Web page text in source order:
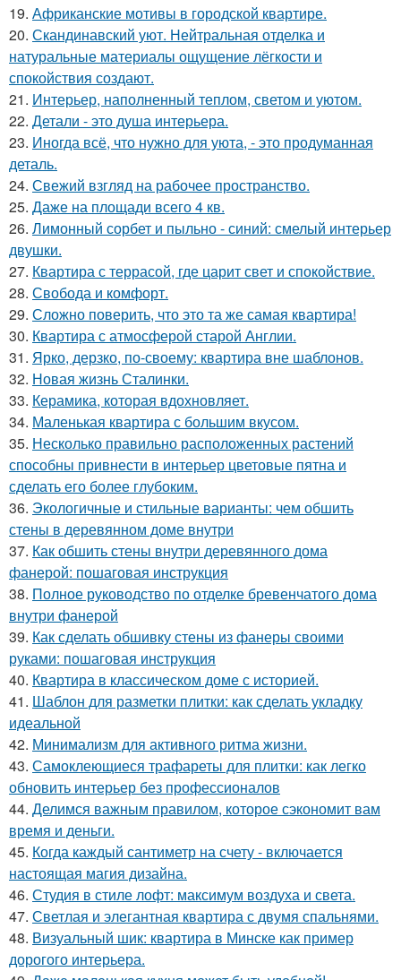
19. Африканские мотивы в городской квартире.
20. Скандинавский уют. Нейтральная отделка и
натуральные материалы ощущение лёгкости и
спокойствия создают.
21. Интерьер, наполненный теплом, светом и уютом.
22. Детали - это душа интерьера.
23. Иногда всё, что нужно для уюта, - это продуманная
деталь.
24. Свежий взгляд на рабочее пространство.
25. Даже на площади всего 4 кв.
26. Лимонный сорбет и пыльно - синий: смелый интерьер
двушки.
27. Квартира с террасой, где царит свет и спокойствие.
28. Свобода и комфорт.
29. Сложно поверить, что это та же самая квартира!
30. Квартира с атмосферой старой Англии.
31. Ярко, дерзко, по-своему: квартира вне шаблонов.
32. Новая жизнь Сталинки.
33. Керамика, которая вдохновляет.
34. Маленькая квартира с большим вкусом.
35. Несколько правильно расположенных растений
способны привнести в интерьер цветовые пятна и
сделать его более глубоким.
36. Экологичные и стильные варианты: чем обшить
стены в деревянном доме внутри
37. Как обшить стены внутри деревянного дома
фанерой: пошаговая инструкция
38. Полное руководство по отделке бревенчатого дома
внутри фанерой
39. Как сделать обшивку стены из фанеры своими
руками: пошаговая инструкция
40. Квартира в классическом доме с историей.
41. Шаблон для разметки плитки: как сделать укладку
идеальной
42. Минимализм для активного ритма жизни.
43. Самоклеющиеся трафареты для плитки: как легко
обновить интерьер без профессионалов
44. Делимся важным правилом, которое сэкономит вам
время и деньги.
45. Когда каждый сантиметр на счету - включается
настоящая магия дизайна.
46. Студия в стиле лофт: максимум воздуха и света.
47. Светлая и элегантная квартира с двумя спальнями.
48. Визуальный шик: квартира в Минске как пример
дорогого интерьера.